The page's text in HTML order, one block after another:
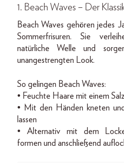
1. Beach Waves – Der
Beach Waves gehören jedes
Sommerfrisuren. Sie
natürliche Welle und
unangestrengten Look.
So gelingen Beach Waves:
• Feuchte Haare mit einem
• Mit den Händen kneten
lassen
• Alternativ mit dem
formen und anschließend